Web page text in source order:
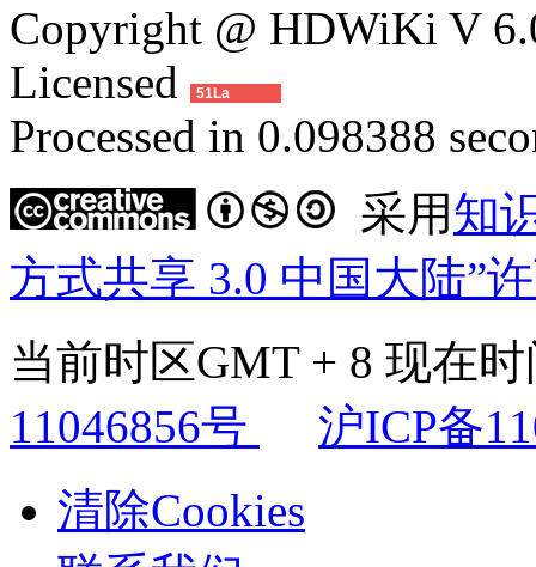
Copyright @ HDWiKi V
Licensed
51La
Processed in 0.098388
采用知
方式共享 3.0 中国大陆”
当前时区GMT + 8 现在
11046856号
沪ICP备
清除Cookies